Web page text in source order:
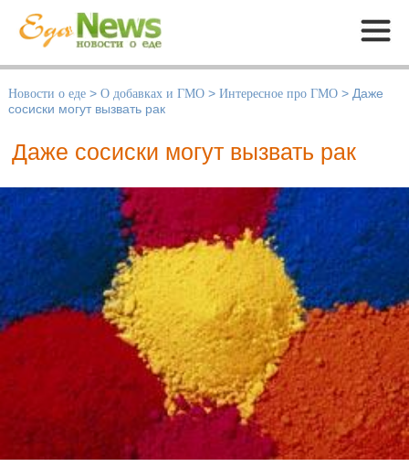
Меню
Новости о еде > О добавках и ГМО > Интересное про ГМО > Даже
сосиски могут вызвать рак
Даже сосиски могут вызвать рак